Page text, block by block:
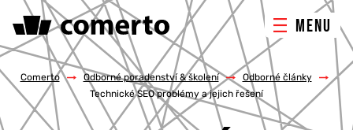
MENU
ONLINE MARKETING
Comerto / Odborné poradenství & školení / Odborné články
/
Technické SEO problémy a jejich řešení